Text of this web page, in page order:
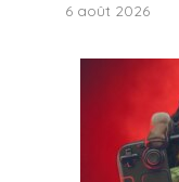
6 août 2026